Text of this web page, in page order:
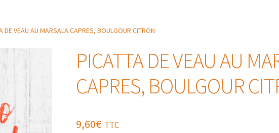
DE VEAU AU MARSALA CAPRES, BOULGOUR CITRON
PICATTA DE VEAU AU
CAPRES, BOULGOUR
9,60€ TTC